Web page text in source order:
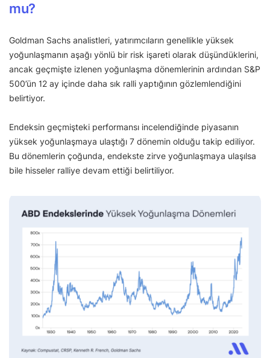
mu?
Goldman Sachs analistleri, yatırımcıların genellikle yüksek
yoğunlaşmanın aşağı yönlü bir risk işareti olarak düşündüklerini,
ancak geçmişte izlenen yoğunlaşma dönemlerinin ardından S&P
500’ün 12 ay içinde daha sık ralli yaptığının gözlemlendiğini
belirtiyor.
Endeksin geçmişteki performansı incelendiğinde piyasanın
yüksek yoğunlaşmaya ulaştığı 7 dönemin olduğu takip ediliyor.
Bu dönemlerin çoğunda, endekste zirve yoğunlaşmaya ulaşılsa
bile hisseler ralliye devam ettiği belirtiliyor.